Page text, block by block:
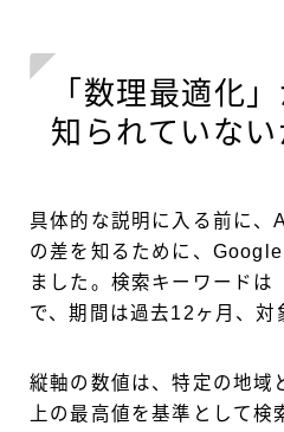
「数理最適化
知られていない
具体的な説明に入る前に、
の差を知るために、
ました。検索キーワードは
で、期間は過去12ヶ月、対
縦軸の数値は、特定の地域
上の最高値を基準として検